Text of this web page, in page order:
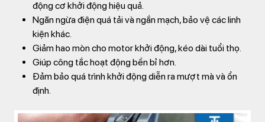
động cơ khởi động hiệu quả.
Ngăn ngừa điện quá tải và ngắn mạch, bảo vệ các linh
kiện khác.
Giảm hao mòn cho motor khởi động, kéo dài tuổi thọ.
Giúp công tắc hoạt động bền bỉ hơn.
Đảm bảo quá trình khởi động diễn ra mượt mà và ổn
định.